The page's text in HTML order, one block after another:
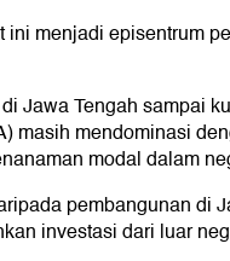
menjadi episentrum
Jawa Tengah sampai
masih mendominasi
modal dalam
pembangunan di
investasi dari luar